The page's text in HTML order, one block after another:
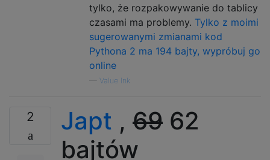
tylko, że rozpakowywanie do tablicy
czasami ma problemy. Tylko z moimi
sugerowanymi zmianami kod
Pythona 2 ma 194 bajty, wypróbuj go
online
Value Ink
2 Japt , 69 62
bajtów